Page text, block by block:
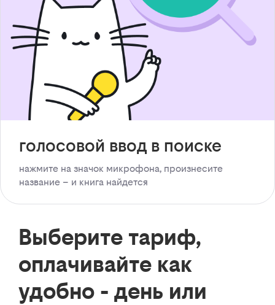
голосовой ввод в поиске
нажмите на значок микрофона, произнесите
название – и книга найдется
Выберите тариф,
оплачивайте как
удобно - день или